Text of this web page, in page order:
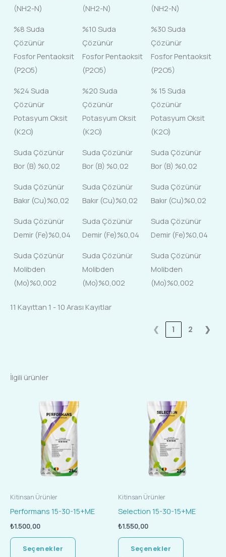
(NH2-N)
(NH2-N)
(NH2-N)
%8 Suda
Çözünür
Fosfor Pentaoksit
(P2O5)
%10 Suda
Çözünür
Fosfor Pentaoksit
(P2O5)
%30 Suda
Çözünür
Fosfor Pentaoksit
(P2O5)
%24 Suda
Çözünür
Potasyum Oksit
(K2O)
%20 Suda
Çözünür
Potasyum Oksit
(K2O)
% 15 Suda
Çözünür
Potasyum Oksit
(K2O)
Suda Çözünür
Bor (B) %0,02
Suda Çözünür
Bor (B) %0,02
Suda Çözünür
Bor (B) %0,02
Suda Çözünür
Bakır (Cu)%0,02
Suda Çözünür
Bakır (Cu)%0,02
Suda Çözünür
Bakır (Cu)%0,02
Suda Çözünür
Demir (Fe)%0,04
Suda Çözünür
Demir (Fe)%0,04
Suda Çözünür
Demir (Fe)%0,04
Suda Çözünür
Molibden
(Mo)%0,002
Suda Çözünür
Molibden
(Mo)%0,002
Suda Çözünür
Molibden
(Mo)%0,002
11 Kayıttan 1 - 10 Arası Kayıtlar
❮ 1 2 ❯
İlgili ürünler
Kitinsan Ürünler
Performans 15-30-15+ME
₺1.500,00
Seçenekler
ürünün
birden
var.
Seçenekler
Kitinsan Ürünler
Selection 15-30-15+ME
₺1.550,00
Seçenekler
ürünün
birden
var.
Seçenekler